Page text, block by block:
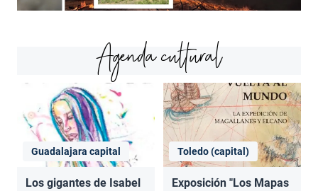
Agenda cultural
Guadalajara capital
Los gigantes de Isabel
Toledo (capital)
Exposición "Los Mapas